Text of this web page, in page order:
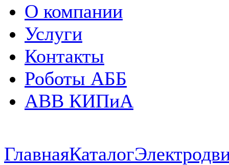
О компании
Услуги
Контакты
Роботы АББ
ABB КИПиА
ГлавнаяКаталог